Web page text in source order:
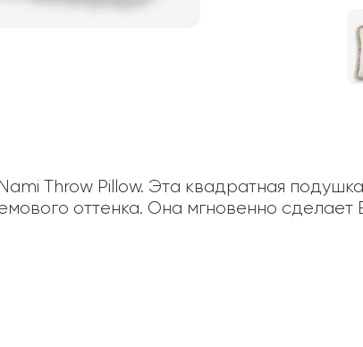
Throw Pillow. Эта квадратная
оттенка. Она мгновенно сделает